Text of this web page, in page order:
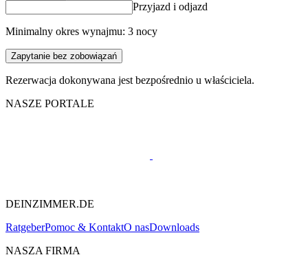
Przyjazd i odjazd
Minimalny okres wynajmu: 3 nocy
Zapytanie bez zobowiązań
Rezerwacja dokonywana jest bezpośrednio u właściciela.
NASZE PORTALE
DEINZIMMER.DE
RatgeberPomoc & KontaktO nasDownloads
NASZA FIRMA